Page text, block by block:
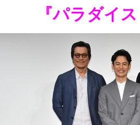
『パラダイ